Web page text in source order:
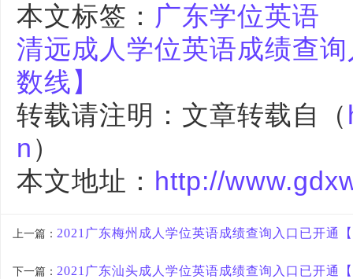
本文标签： 广东学位英语
清远成人学位英语成绩查
数线】
转载请注明：文章转载自（
n ）
本文地址： http://
上一篇： 2021广东梅州成人学位英语成绩查询入口已开通
下一篇： 2021广东汕头成人学位英语成绩查询入口已开通